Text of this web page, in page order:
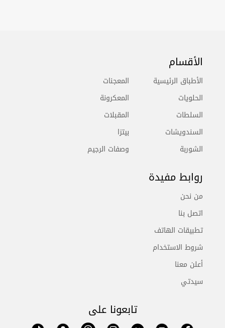
الأقسام
الأطباق الرئيسية
الحلويات
السلطات
السندويشات
الشوربة
المعجنات
المعكرونة
المقبلات
بيتزا
وصفات الرجيم
روابط مفيدة
من نحن
اتصل بنا
تطبيقات الهاتف
شروط الاستخدام
أعلن معنا
سيدتي
تابعونا على